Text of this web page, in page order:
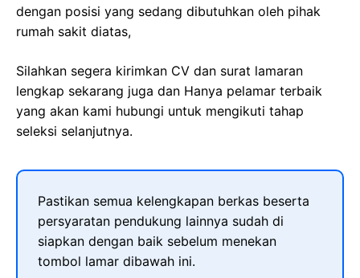
dengan posisi yang sedang dibutuhkan oleh pihak
rumah sakit diatas,
Silahkan segera kirimkan CV dan surat lamaran
lengkap sekarang juga dan Hanya pelamar terbaik
yang akan kami hubungi untuk mengikuti tahap
seleksi selanjutnya.
Pastikan semua kelengkapan berkas beserta
persyaratan pendukung lainnya sudah di
siapkan dengan baik sebelum menekan
tombol lamar dibawah ini.